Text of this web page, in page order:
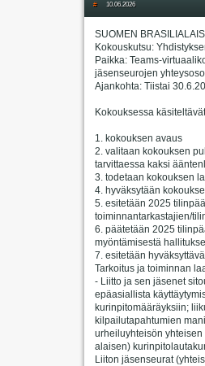
# 10.06.2026
SUOMEN
Kokouskutsu:
Paikka: Teams-
jäsenseurojen
Ajankohta: Tiistai
Kokouksessa
1. kokouksen avaus
2. valitaan kokouksen
tarvittaessa kaksi
3. todetaan kokouksen
4. hyväksytään
5. esitetään 2025
toiminnantarkastajien/
6. päätetään 2025
myöntämisestä
7. esitetään
Tarkoitus ja toiminnan
- Liitto ja sen jäsenet
epäasiallista
kurinpitomääräyksiin;
kilpailutapahtumien
urheiluyhteisön
alaisen)
Liiton jäsenseurat